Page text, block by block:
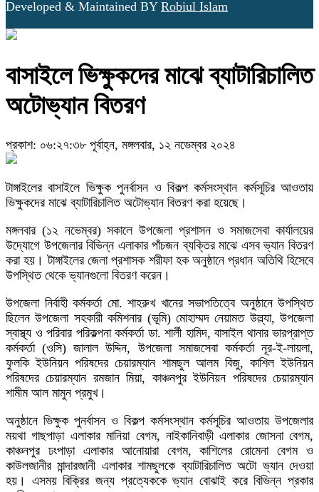
Developed & Maintained BY Robiul Islam
বাসাইলে ভিক্ষুকদের মাঝে ব্যাটারিচালিত
অটোভ্যান বিতরণ
প্রকাশ: ০৬:২৭:৩৮ পূর্বাহ্ন, মঙ্গলবার, ১২ নভেম্বর ২০২৪
টাঙ্গাইলের বাসাইলে ভিক্ষুক পুনর্বাসন ও বিকল্প কর্মসংস্থান কর্মসূচির আওতায়
ভিক্ষুকদের মাঝে ব্যাটারিচালিত অটোভ্যান বিতরণ করা হয়েছে।
মঙ্গলবার (১২ নভেম্বর) সকালে উপজেলা প্রশাসন ও সমাজসেবা কার্যালয়ের
উদ্যোগে উপজেলার বিভিন্ন এলাকার পাঁচজন ব্যক্তির মাঝে এসব ভ্যান বিতরণ
করা হয়। টাঙ্গাইলের জেলা প্রশাসক শরীফা হক অনুষ্ঠানে প্রধান অতিথি হিসেবে
উপস্থিত থেকে ভ্যানগুলো বিতরণ করেন।
উপজেলা নির্বাহী কর্মকর্তা মো. শাহরুখ খানের সভাপতিত্বে অনুষ্ঠানে উপস্থিত
ছিলেন উপজেলা সহকারী কমিশনার (ভূমি) মোহাম্মদ নেয়ামত উল্ল্যা, উপজেলা
স্বাস্থ্য ও পরিবার পরিকল্পনা কর্মকর্তা ডা. শার্লী হামিদ, বাসাইল থানার ভারপ্রাপ্ত
কর্মকর্তা (ওসি) জালাল উদ্দিন, উপজেলা সমাজসেবা কর্মকর্তা নূর-ই-লায়লা,
ফুলকি ইউনিয়ন পরিষদের চেয়ারম্যান শামছুল আলম বিজু, কাশিল ইউনিয়ন
পরিষদের চেয়ারম্যান রমজান মিয়া, কাঞ্চনপুর ইউনিয়ন পরিষদের চেয়ারম্যান
শামীম আল মামুন প্রমুখ।
অনুষ্ঠানে ভিক্ষুক পুনর্বাসন ও বিকল্প কর্মসংস্থান কর্মসূচির আওতায় উপজেলার
ময়থা গাছপাড়া এলাকার মানিয়া বেগম, নাইকানিবাড়ী এলাকার জোসনা বেগম,
কাঞ্চনপুর ঢংপাড়া এলাকার আনোয়ারা বেগম, কাশিলের রোমেনা বেগম ও
কাউলজানীর মান্দারজানী এলাকার শামছুলকে ব্যাটারিচালিত অটো ভ্যান দেওয়া
হয়। এসময় বিক্রির জন্য প্রত্যেককে ভ্যান বোঝাই করে বিভিন্ন প্রকার